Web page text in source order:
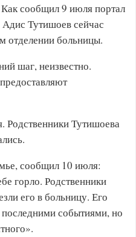
сообщил 9 июля портал
Тутишоев сейчас
отделении больницы.
шаг, неизвестно.
Тутишоева
сообщил 10 июля:
горло. Родственники
его в больницу. Его
событиями, но